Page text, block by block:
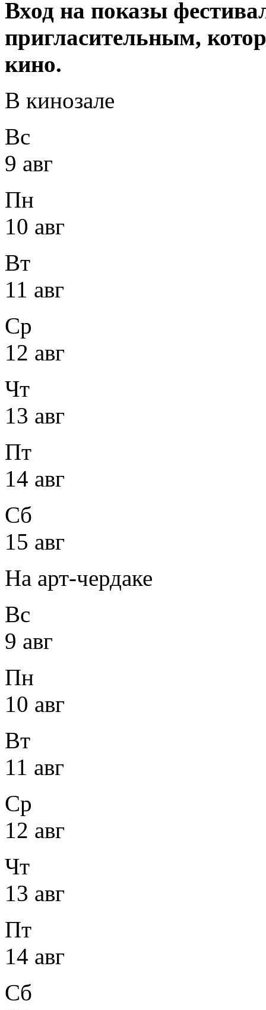
Вход на показы
пригласительным,
кино.
В кинозале
Вс
9 авг
Пн
10 авг
Вт
11 авг
Ср
12 авг
Чт
13 авг
Пт
14 авг
Сб
15 авг
На арт-чердаке
Вс
9 авг
Пн
10 авг
Вт
11 авг
Ср
12 авг
Чт
13 авг
Пт
14 авг
Сб